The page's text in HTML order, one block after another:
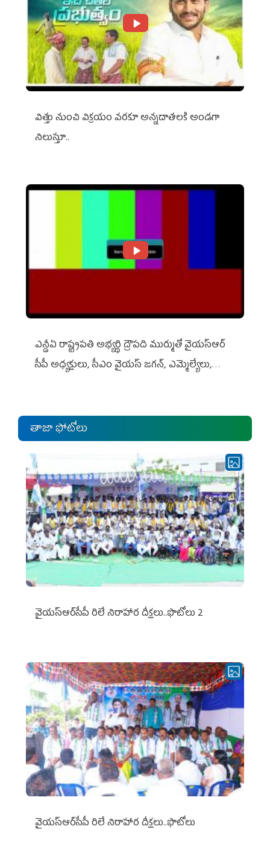
విత్తు నుంచి విక్రయం వరకూ అన్నదాతలకి అండగా
నిలుస్తూ..
ఎన్డీఏ రాష్ట్ర‌ప‌తి అభ్య‌ర్థి ద్రౌప‌ది ముర్ముతో వైయ‌స్ఆర్
సీపీ అధ్య‌క్షులు, సీఎం వైయ‌స్ జ‌గ‌న్, ఎమ్మెల్యేలు,
తాజా ఫోటోలు
వైయ‌స్ఆర్‌సీపీ రిలే నిరాహార దీక్షలు..ఫొటోలు 2
వైయ‌స్ఆర్‌సీపీ రిలే నిరాహార దీక్షలు..ఫొటోలు